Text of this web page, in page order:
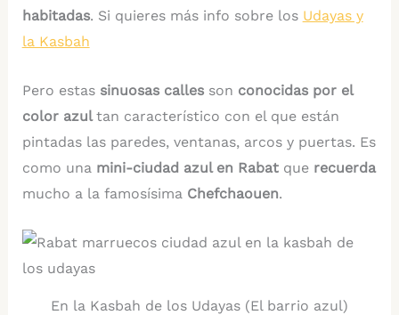
habitadas. Si quieres más info sobre los Udayas y
la Kasbah
Pero estas sinuosas callesson conocidas por el
color azultan característico con el que están
pintadas las paredes, ventanas, arcos y puertas. Es
como una mini-ciudad azul en Rabatque recuerda
mucho a la famosísima Chefchaouen.
En la Kasbah de los Udayas (El barrio azul)